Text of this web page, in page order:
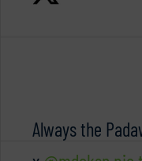
Always the